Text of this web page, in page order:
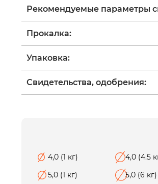
Рекомендуемые параметры
Прокалка:
Упаковка:
Свидетельства, одобрения:
4,0 (1 кг)
4,0 (4.5
5,0 (1 кг)
5,0 (6 кг)